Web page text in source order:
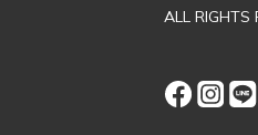
ALL RIGHTS